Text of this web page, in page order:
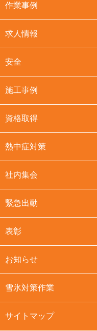
作業事例
求人情報
安全
施工事例
資格取得
熱中症対策
社内集会
緊急出動
表彰
お知らせ
雪氷対策作業
サイトマップ